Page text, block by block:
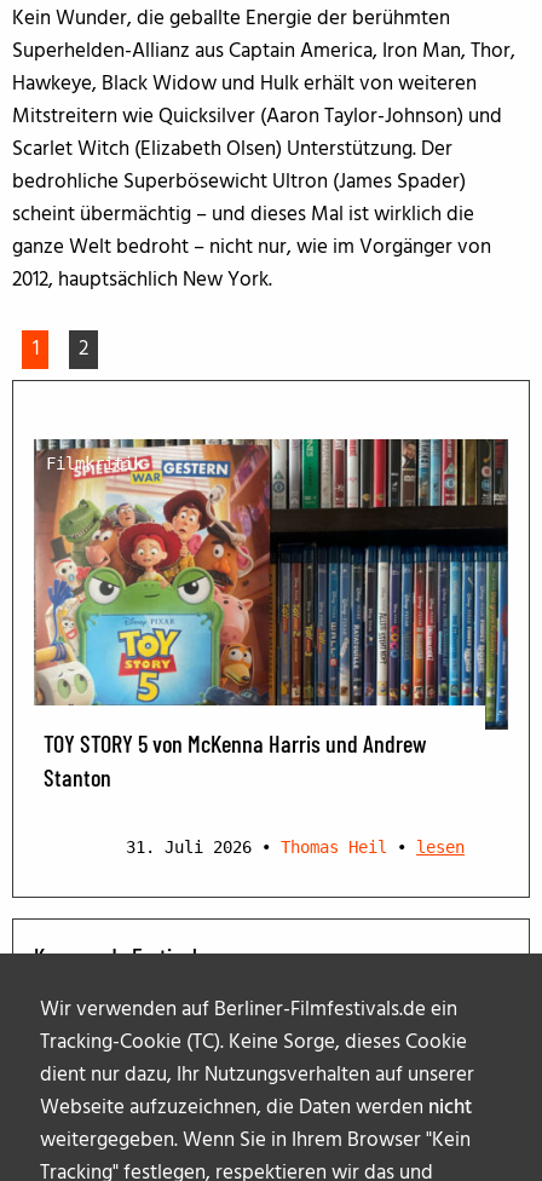
Wir verwenden auf Berliner-Filmfestivals.de ein
Tracking-Cookie (TC). Keine Sorge, dieses Cookie
dient nur dazu, Ihr Nutzungsverhalten auf unserer
Webseite aufzuzeichnen, die Daten werden nicht
weitergegeben. Wenn Sie in Ihrem Browser "Kein
Tracking" festlegen, respektieren wir das und
Kein Wunder, die geballte Energie der berühmten
Superhelden-Allianz aus Captain America, Iron Man, Thor,
Hawkeye, Black Widow und Hulk erhält von weiteren
Mitstreitern wie Quicksilver (Aaron Taylor-Johnson) und
Scarlet Witch (Elizabeth Olsen) Unterstützung. Der
bedrohliche Superbösewicht Ultron (James Spader)
scheint übermächtig – und dieses Mal ist wirklich die
ganze Welt bedroht – nicht nur, wie im Vorgänger von
2012, hauptsächlich New York.
1 2
Filmkritik
TOY STORY 5 von McKenna Harris und Andrew
Stanton
31. Juli 2026 • Thomas Heil • lesen
Kommende Festivals